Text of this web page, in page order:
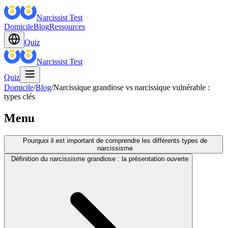
Narcissist Test
DomicileBlogRessources
Quiz
Narcissist Test
Quiz
Domicile/Blog/Narcissique grandiose vs narcissique vulnérable :
types clés
Menu
Pourquoi il est important de comprendre les différents types de
narcissisme
Définition du narcissisme grandiose : la présentation ouverte